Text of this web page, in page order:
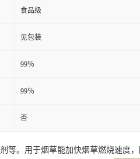
食品级
见包装
99％
99％
否
等。用于烟草能加快烟草燃烧速度